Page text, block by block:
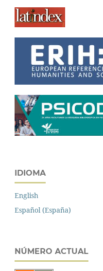
IDIOMA
English
Español (España)
NÚMERO ACTUAL